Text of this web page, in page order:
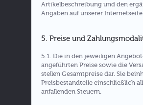
Artikelbeschreibung und den
Angaben auf unserer
5. Preise und
5.1. Die in den jeweiligen
angeführten Preise sowie die
stellen Gesamtpreise dar. Sie
Preisbestandteile einschließlich
anfallenden Steuern.